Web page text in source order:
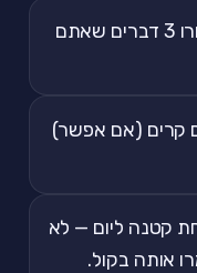
: פתחו עיניים ובחרו 3 דברים שאתם
קרים (אם אפשר)
קטנה ליום — לא
אותה בקול.